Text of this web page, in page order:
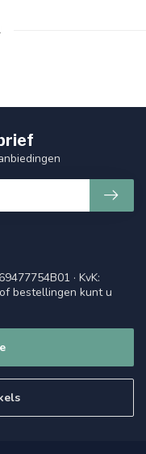
· KvK:
bestellingen kunt u